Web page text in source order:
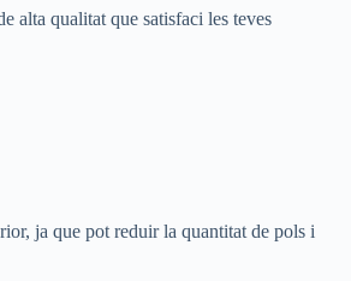
alta qualitat que satisfaci les teves
ja que pot reduir la quantitat de pols i